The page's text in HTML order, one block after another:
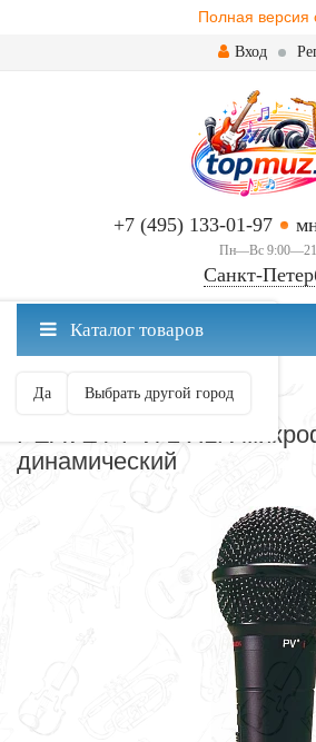
Полная версия
Вход
+7 (495) 133-01-97
Пн—Вс
Санкт-
Санкт-Петербург ваш город?
Да Выбрать другой город
Каталог товаров
МИКРОФОНЫ
PEAVEY PVi 2 XLR
динамический